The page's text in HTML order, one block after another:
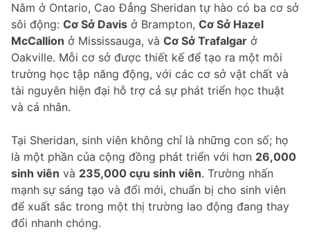
Nằm ở Ontario, Cao Đẳng Sheridan tự hào có ba cơ sở
sôi động: Cơ Sở Davis ở Brampton, Cơ Sở Hazel
McCallion ở Mississauga, và Cơ Sở Trafalgar ở
Oakville. Mỗi cơ sở được thiết kế để tạo ra một môi
trường học tập năng động, với các cơ sở vật chất và
tài nguyên hiện đại hỗ trợ cả sự phát triển học thuật
và cá nhân.
Tại Sheridan, sinh viên không chỉ là những con số; họ
là một phần của cộng đồng phát triển với hơn 26,000
sinh viên và 235,000 cựu sinh viên. Trường nhấn
mạnh sự sáng tạo và đổi mới, chuẩn bị cho sinh viên
để xuất sắc trong một thị trường lao động đang thay
đổi nhanh chóng.